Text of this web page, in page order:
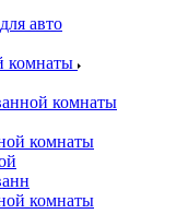
авто
комнаты
комнаты
комнаты
комнаты